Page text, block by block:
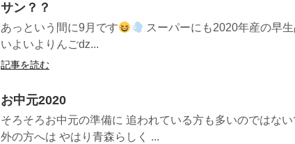
サン？？
あっという間に9月です
スーパーにも2020年産の早
いよいよりんごǳ...
記事を読む
お中元2020
そろそろお中元の準備に 追われている方も多いのではな
外の方へは やはり青森らしく ...